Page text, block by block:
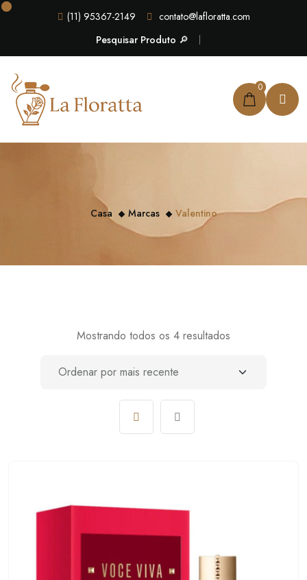
(11) 95367-2149
contato@lafloratta.com
Pesquisar Produto 🔎
0
Casa Marcas Valentino
Mostrando todos os 4 resultados